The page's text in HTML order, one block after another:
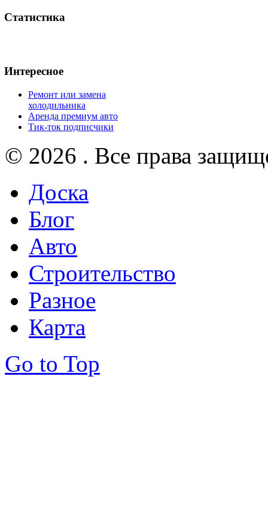
Статистика
Интересное
Ремонт или замена
холодильника
Аренда премиум авто
Тик-ток подписчики
© 2026 . Все права
Доска
Блог
Авто
Строительство
Разное
Карта
Go to Top